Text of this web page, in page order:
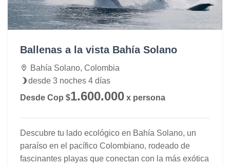
Ballenas a la vista Bahía Solano
Bahía Solano, Colombia
desde 3 noches 4 días
Desde Cop $1.600.000 x persona
Descubre tu lado ecológico en Bahía Solano, un
paraíso en el pacífico Colombiano, rodeado de
fascinantes playas que conectan con la más exótica